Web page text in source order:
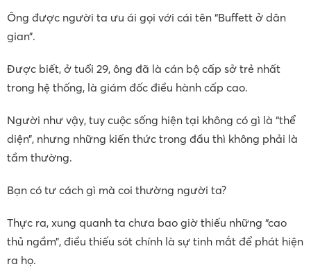
Ông được người ta ưu ái gọi với cái tên “Buffett ở dân
gian”.
Được biết, ở tuổi 29, ông đã là cán bộ cấp sở trẻ nhất
trong hệ thống, là giám đốc điều hành cấp cao.
Người như vậy, tuy cuộc sống hiện tại không có gì là “thể
diện”, nhưng những kiến thức trong đầu thì không phải là
tầm thường.
Bạn có tư cách gì mà coi thường người ta?
Thực ra, xung quanh ta chưa bao giờ thiếu những “cao
thủ ngầm”, điều thiếu sót chính là sự tinh mắt để phát hiện
ra họ.